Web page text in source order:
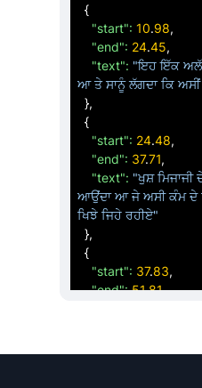
{
"start": 10.98,
"end": 24.45,
"text": "ਇਹ ਇੱਕ ਅਲੱਗ
ਆ ਤੇ ਸਾਨੂੰ ਲੱਗਦਾ ਕਿ
},
{
"start": 24.48,
"end": 37.71,
"text": "ਖੁਸ਼ ਮਿਜਾਜੀ
ਆਉਂਦਾ ਆ ਜੇ ਅਸੀ ਕੰਮ ਦੇ
ਖਿਝੇ ਜਿਹੇ ਰਹੀਏ"
},
{
"start": 37.83,
"end": 51.81,